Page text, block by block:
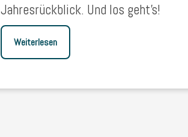
Jahresrückblick. Und los geht’s!
Weiterlesen